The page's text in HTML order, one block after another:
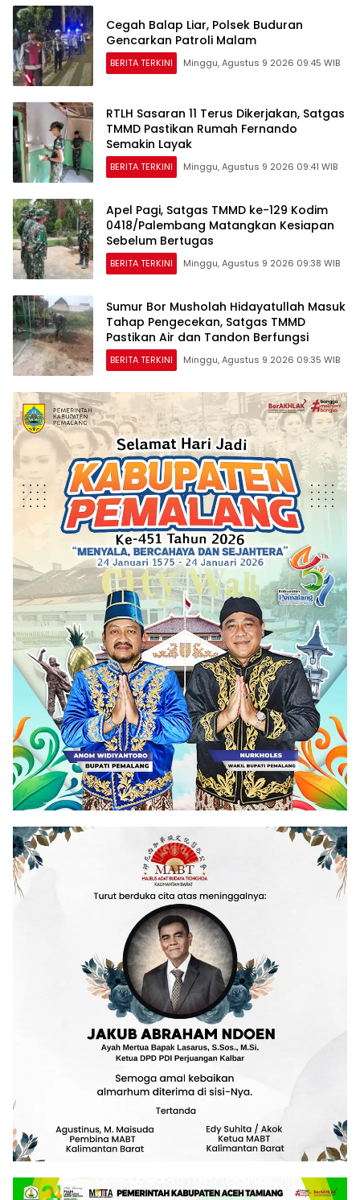
Cegah Balap Liar, Polsek Buduran
Gencarkan Patroli Malam
BERITA TERKINI Minggu, Agustus 9 2026 09:45 WIB
RTLH Sasaran 11 Terus Dikerjakan, Satgas
TMMD Pastikan Rumah Fernando
Semakin Layak
BERITA TERKINI Minggu, Agustus 9 2026 09:41 WIB
Apel Pagi, Satgas TMMD ke-129 Kodim
0418/Palembang Matangkan Kesiapan
Sebelum Bertugas
BERITA TERKINI Minggu, Agustus 9 2026 09:38 WIB
Sumur Bor Musholah Hidayatullah Masuk
Tahap Pengecekan, Satgas TMMD
Pastikan Air dan Tandon Berfungsi
BERITA TERKINI Minggu, Agustus 9 2026 09:35 WIB